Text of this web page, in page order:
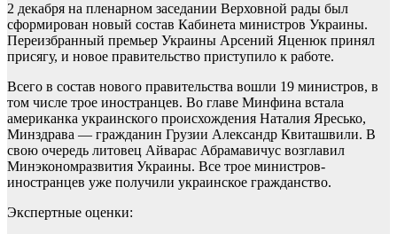
2 декабря на пленарном заседании Верховной рады был
сформирован новый состав Кабинета министров Украины.
Переизбранный премьер Украины Арсений Яценюк принял
присягу, и новое правительство приступило к работе.
Всего в состав нового правительства вошли 19 министров, в
том числе трое иностранцев. Во главе Минфина встала
американка украинского происхождения Наталия Яресько,
Минздрава — гражданин Грузии Александр Квиташвили. В
свою очередь литовец Айварас Абрамавичус возглавил
Минэкономразвития Украины. Все трое министров-
иностранцев уже получили украинское гражданство.
Экспертные оценки: